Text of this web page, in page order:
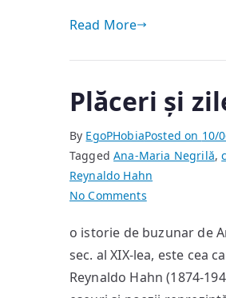
Read More
Plăceri și
By EgoPHobiaPosted on 10/
TaggedAna-Maria Negrilă,
Reynaldo Hahn
No Commentson
și
zile
o istorie de buzunar
sec. al XIX-lea, este cea
Reynaldo Hahn (1874-